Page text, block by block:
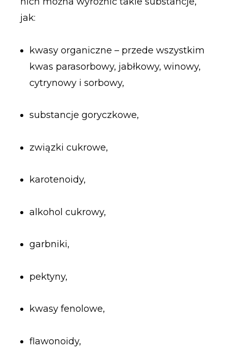
jak:
kwasy organiczne – przede wszystkim
kwas parasorbowy, jabłkowy, winowy,
cytrynowy i sorbowy,
substancje goryczkowe,
związki cukrowe,
karotenoidy,
alkohol cukrowy,
garbniki,
pektyny,
kwasy fenolowe,
flawonoidy,